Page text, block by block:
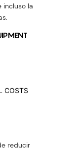
incluso la
reducir